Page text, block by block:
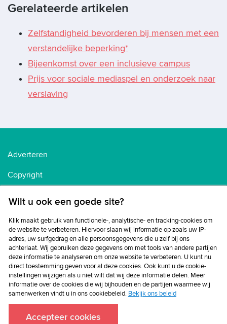
Gerelateerde artikelen
Zelfstandigheid bevorderen bij mensen met een
verstandelijke beperking*
Bijeenkomst over een inclusieve campus
Prijs voor sociale mediaspel en onderzoek naar
verslaving
Adverteren
Copyright
Privacybeleid
Disclaimer
Wilt u ook een goede site?
Klik maakt gebruik van functionele-, analytische- en tracking-cookies om
de website te verbeteren. Hiervoor slaan wij informatie op zoals uw IP-
adres, uw surfgedrag en alle persoonsgegevens die u zelf bij ons
achterlaat. Wij gebruiken deze gegevens om met tools van andere partijen
deze informatie te analyseren om onze website te verbeteren. U kunt nu
direct toestemming geven voor al deze cookies. Ook kunt u de cookie-
instellingen wijzigen als u niet wilt dat wij deze informatie delen. Meer
informatie over de cookies die wij bijhouden en de partijen waarmee wij
samenwerken vindt u in ons cookiebeleid. Bekijk ons beleid
Accepteer cookies